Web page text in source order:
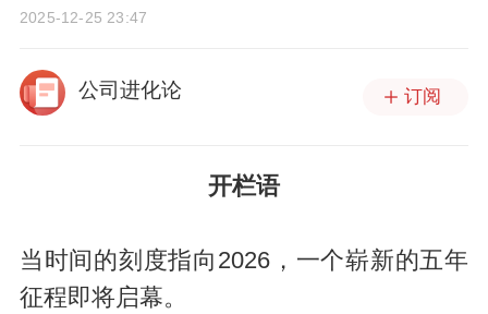
2025-12-25 23:47
公司进化论 订阅
开栏语
当时间的刻度指向2026，一个崭新的五年
征程即将启幕。